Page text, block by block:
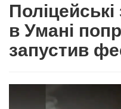
в Умані
запустив